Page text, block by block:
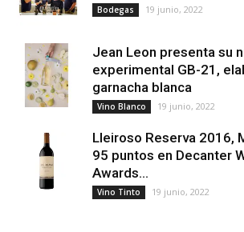
Bodegas 19 junio, 2022
Jean Leon presenta su
experimental GB-21,
garnacha blanca
Vino Blanco 19 junio, 2022
Lleiroso Reserva 2016,
95 puntos en Decanter
Awards...
Vino Tinto 19 junio, 2022